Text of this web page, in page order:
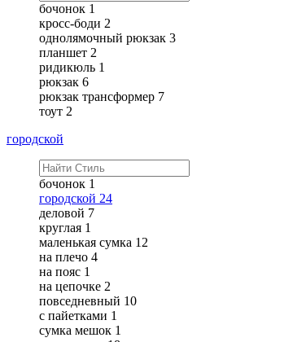
бочонок 1
кросс-боди 2
однолямочный рюкзак 3
планшет 2
ридикюль 1
рюкзак 6
рюкзак трансформер 7
тоут 2
городской
бочонок 1
городской 24
деловой 7
круглая 1
маленькая сумка 12
на плечо 4
на пояс 1
на цепочке 2
повседневный 10
с пайетками 1
сумка мешок 1